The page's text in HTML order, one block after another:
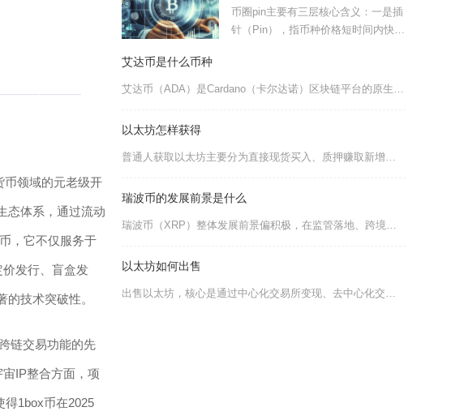
币领域的元老级开
态体系，通过流动
，它不仅服务于
发行、盲盒发
技术突破性。
链交易功能的先
IP整合方面，项
得1box币在2025
币圈pin主要有三层核心含义：一是插
针（Pin），指币种价格短时间内快速
艾达币是什么币种
艾达币（ADA）是Cardano（卡尔达诺）区块链平台的原生加密货币，属于定位为解决早期公
以太坊怎样获得
普通人获取以太坊主要分为直接现货买入、质押赚取新增代币、去中心化链上兑换、生态务工接单以及
瑞波币的发展前景是什么
瑞波币（XRP）整体发展前景偏积极，在监管落地、跨境支付落地、机构入场与资产代币化四大因素
以太坊如何出售
出售以太坊，核心是通过中心化交易所变现、去中心化交易所兑换稳定币或P2P场外交易三种主流路